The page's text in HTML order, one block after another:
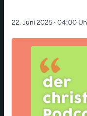
22. Juni 2025 · 04:00